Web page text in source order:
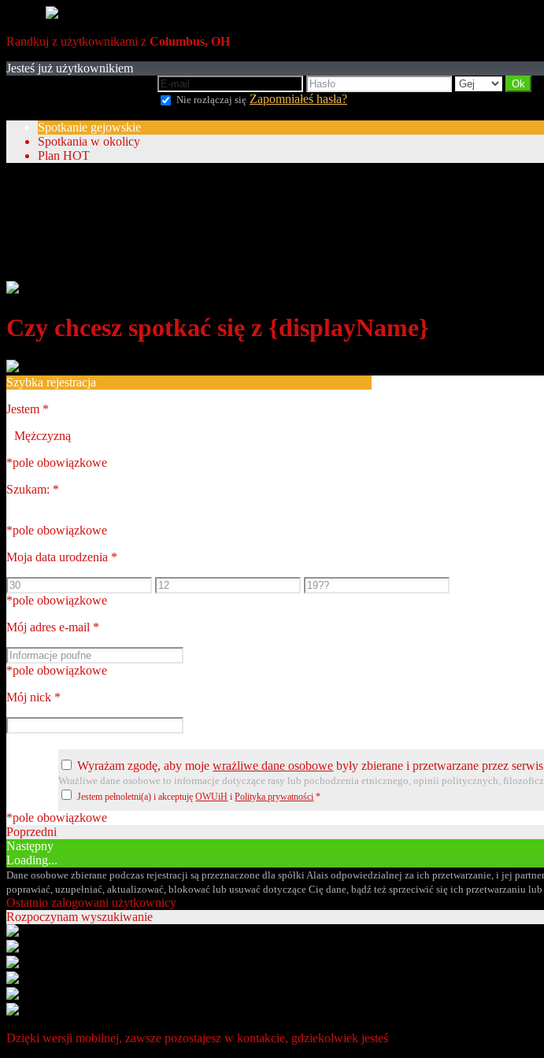
Randkuj z użytkownikami z Columbus, OH
Jesteś już użytkownikiem
Nie rozłączaj się Zapomniałeś hasła?
Spotkanie gejowskie
Spotkania w okolicy
Plan HOT
Czy chcesz spotkać się z {displayName}
Szybka rejestracja
Jestem *
Mężczyzną
*pole obowiązkowe
Szukam: *
*pole obowiązkowe
Moja data urodzenia *
*pole obowiązkowe
Mój adres e-mail *
*pole obowiązkowe
Mój nick *
Wyrażam zgodę, aby mojewrażliwe dane osobowe były zbierane i przetwarzane przez
Wrażliwe dane osobowe to informacje dotyczące rasy lub pochodzenia etnicznego, opinii politycznych,
Jestem pełnoletni(a) i akceptujęOWUiH iPolityka prywatności *
*pole obowiązkowe
Poprzedni
Następny
Loading...
Dane osobowe zbierane podczas rejestracji są przeznaczone dla spółki Alais odpowiedzialnej za ich przetwarzanie, i jej
poprawiać, uzupełniać, aktualizować, blokować lub usuwać dotyczące Cię dane, bądź też sprzeciwić się ich przetwarzaniu
Ostatnio zalogowani użytkownicy
Rozpoczynam wyszukiwanie
Dzięki wersji mobilnej, zawsze pozostajesz w kontakcie, gdziekolwiek jesteś